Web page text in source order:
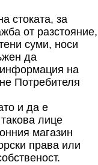
стоката, за
от разстояние,
суми, носи
да
информация на
Потребителя
и да е
лице
магазин
права или